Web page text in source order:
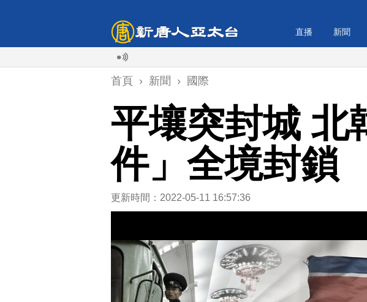
直播 新聞
首頁 › 新聞 › 國際
平壤突封城 北
件」全境封鎖
更新時間：2022-05-11 16:57:36